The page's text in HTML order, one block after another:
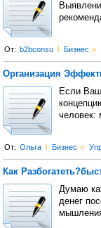
От: b2bconsu l Бизнес >
Организация
Если Ваш
человек:
От: Ольга l Бизнес >
Как
Думаю
денег